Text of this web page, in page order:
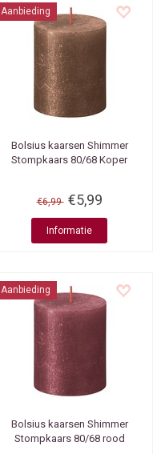
Aanbieding
Bolsius kaarsen Shimmer
Stompkaars 80/68 Koper
€6,99 €5,99
Informatie
Aanbieding
Bolsius kaarsen Shimmer
Stompkaars 80/68 rood